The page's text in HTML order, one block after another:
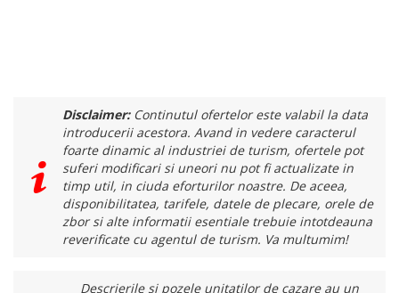
Disclaimer:Continutul ofertelor este valabil la data
introducerii acestora. Avand in vedere caracterul
foarte dinamic al industriei de turism, ofertele pot
suferi modificari si uneori nu pot fi actualizate in
timp util, in ciuda eforturilor noastre. De aceea,
disponibilitatea, tarifele, datele de plecare, orele de
zbor si alte informatii esentiale trebuie intotdeauna
reverificate cu agentul de turism. Va multumim!
Descrierile si pozele unitatilor de cazare au un